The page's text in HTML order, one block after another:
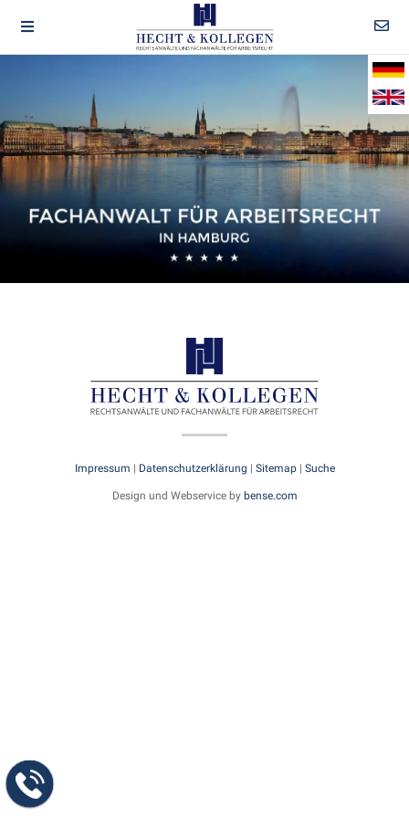
Impressum | Datenschutzerklärung | Sitemap| Suche
Design und Webservice by bense.com